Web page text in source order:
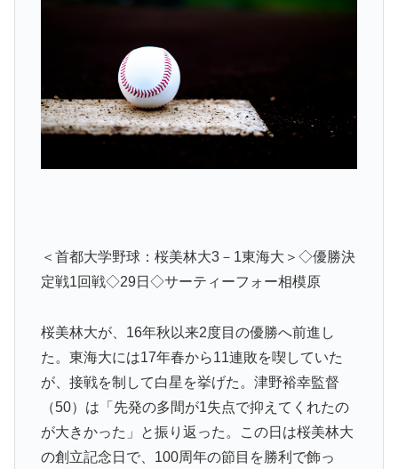
＜首都大学野球：桜美林大3－1東海大＞◇優勝決
定戦1回戦◇29日◇サーティーフォー相模原
桜美林大が、16年秋以来2度目の優勝へ前進し
た。東海大には17年春から11連敗を喫していた
が、接戦を制して白星を挙げた。津野裕幸監督
（50）は「先発の多間が1失点で抑えてくれたの
が大きかった」と振り返った。この日は桜美林大
の創立記念日で、100周年の節目を勝利で飾っ